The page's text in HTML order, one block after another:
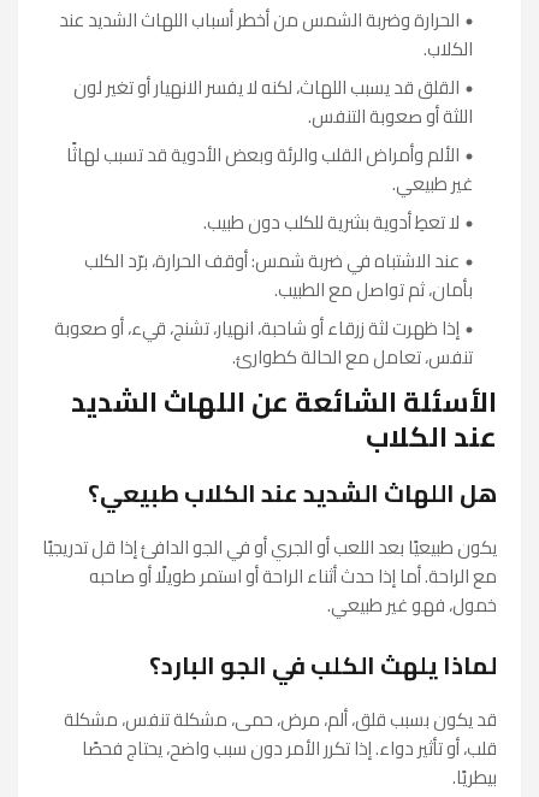
الحرارة وضربة الشمس من أخطر أسباب اللهاث الشديد عند
الكلاب.
القلق قد يسبب اللهاث، لكنه لا يفسر الانهيار أو تغير لون
اللثة أو صعوبة التنفس.
الألم وأمراض القلب والرئة وبعض الأدوية قد تسبب لهاثًا
غير طبيعي.
لا تعطِ أدوية بشرية للكلب دون طبيب.
عند الاشتباه في ضربة شمس: أوقف الحرارة، برّد الكلب
بأمان، ثم تواصل مع الطبيب.
إذا ظهرت لثة زرقاء أو شاحبة، انهيار، تشنج، قيء، أو صعوبة
تنفس، تعامل مع الحالة كطوارئ.
الأسئلة الشائعة عن اللهاث الشديد
عند الكلاب
هل اللهاث الشديد عند الكلاب طبيعي؟
يكون طبيعيًا بعد اللعب أو الجري أو في الجو الدافئ إذا قل تدريجيًا
مع الراحة. أما إذا حدث أثناء الراحة أو استمر طويلًا أو صاحبه
خمول، فهو غير طبيعي.
لماذا يلهث الكلب في الجو البارد؟
قد يكون بسبب قلق، ألم، مرض، حمى، مشكلة تنفس، مشكلة
قلب، أو تأثير دواء. إذا تكرر الأمر دون سبب واضح، يحتاج فحصًا
بيطريًا.